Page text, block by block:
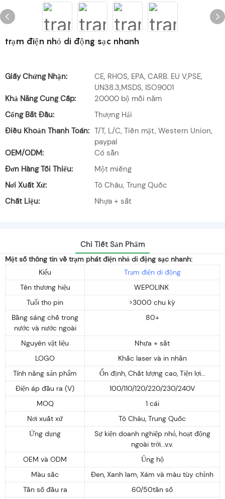
trạm điện nhỏ di động sạc nhanh
Giấy Chứng Nhận:
CE, RHOS, EPA, CARB. EU V,PSE,
UN38.3,MSDS, ISO9001
Khả Năng Cung Cấp:
20000 bộ mỗi năm
Cổng Bắt Đầu:
Thượng Hải
Điều Khoản Thanh Toán: T/T, L/C, Tiền mặt, Western Union,
paypal
OEM/ODM:
Có sẵn
Đơn Hàng Tối Thiểu:
Một miếng
Nơi Xuất Xứ:
Tô Châu, Trung Quốc
Chất Liệu:
Nhựa + sắt
Chi Tiết Sản Phẩm
Một số thông tin về trạm phát điện nhỏ di động sạc nhanh:
Kiểu
Trạm điện di động
Tên thương hiệu
WEPOLINK
Tuổi thọ pin
>3000 chu kỳ
Bằng sáng chế trong
nước và nước ngoài
80+
Nguyên vật liệu
Nhựa + sắt
LOGO
Khắc laser và in nhãn
Tính năng sản phẩm
Ổn định, Chất lượng cao, Tiện lợi...
Điện áp đầu ra (V)
100/110/120/220/230/240V
MOQ
1 cái
Nơi xuất xứ
Tô Châu, Trung Quốc
Ứng dụng
Sự kiện doanh nghiệp nhỏ, hoạt động
ngoài trời...v.v.
OEM và ODM
Ủng hộ
Màu sắc
Đen, Xanh lam, Xám và màu tùy chỉnh
Tần số đầu ra
60/50tần số